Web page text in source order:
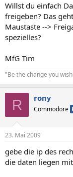
Willst du einfach
freigeben? Das
Maustaste -->
spezielles?
MfG Tim
"Be the change you
R rony
Commodore
23. Mai 2009
gebe die ip des
die daten liegen